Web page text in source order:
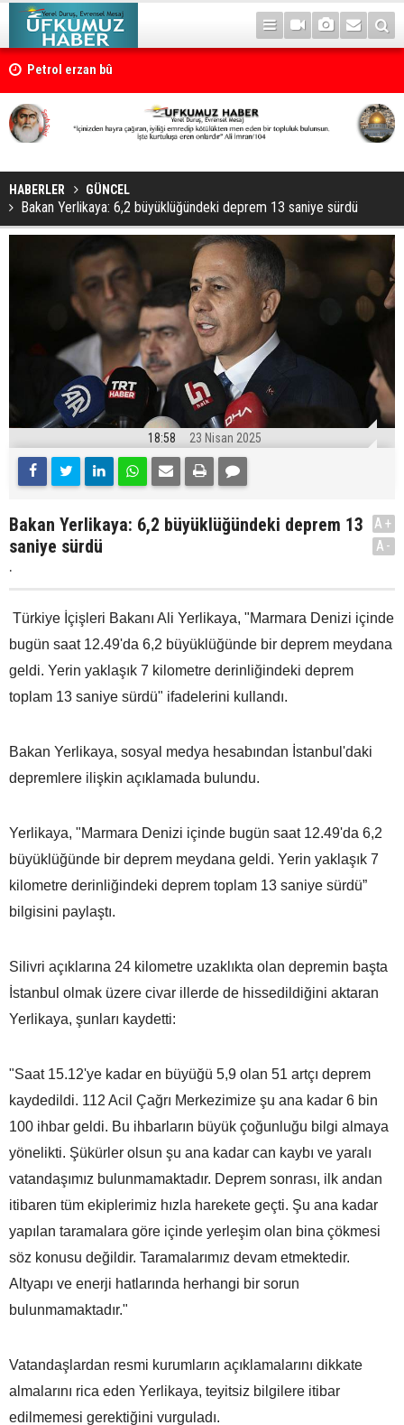
Petrol erzan bû
HABERLER GÜNCEL
Bakan Yerlikaya: 6,2 büyüklüğündeki deprem 13 saniye sürdü
18:58 23 Nisan 2025
Bakan Yerlikaya: 6,2 büyüklüğündeki deprem 13
saniye sürdü
.
A+
A-
Türkiye İçişleri Bakanı Ali Yerlikaya, "Marmara Denizi içinde
bugün saat 12.49'da 6,2 büyüklüğünde bir deprem meydana
geldi. Yerin yaklaşık 7 kilometre derinliğindeki deprem
toplam 13 saniye sürdü" ifadelerini kullandı.
Bakan Yerlikaya, sosyal medya hesabından İstanbul'daki
depremlere ilişkin açıklamada bulundu.
Yerlikaya, "Marmara Denizi içinde bugün saat 12.49'da 6,2
büyüklüğünde bir deprem meydana geldi. Yerin yaklaşık 7
kilometre derinliğindeki deprem toplam 13 saniye sürdü”
bilgisini paylaştı.
Silivri açıklarına 24 kilometre uzaklıkta olan depremin başta
İstanbul olmak üzere civar illerde de hissedildiğini aktaran
Yerlikaya, şunları kaydetti:
"Saat 15.12'ye kadar en büyüğü 5,9 olan 51 artçı deprem
kaydedildi. 112 Acil Çağrı Merkezimize şu ana kadar 6 bin
100 ihbar geldi. Bu ihbarların büyük çoğunluğu bilgi almaya
yönelikti. Şükürler olsun şu ana kadar can kaybı ve yaralı
vatandaşımız bulunmamaktadır. Deprem sonrası, ilk andan
itibaren tüm ekiplerimiz hızla harekete geçti. Şu ana kadar
yapılan taramalara göre içinde yerleşim olan bina çökmesi
söz konusu değildir. Taramalarımız devam etmektedir.
Altyapı ve enerji hatlarında herhangi bir sorun
bulunmamaktadır."
Vatandaşlardan resmi kurumların açıklamalarını dikkate
almalarını rica eden Yerlikaya, teyitsiz bilgilere itibar
edilmemesi gerektiğini vurguladı.